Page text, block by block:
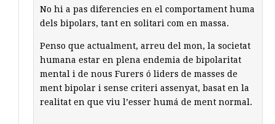
No hi a pas diferencies en el comportament huma
dels bipolars, tant en solitari com en massa.
Penso que actualment, arreu del mon, la societat
humana estar en plena endemia de bipolaritat
mental i de nous Furers ó liders de masses de
ment bipolar i sense criteri assenyat, basat en la
realitat en que viu l’esser humá de ment normal.